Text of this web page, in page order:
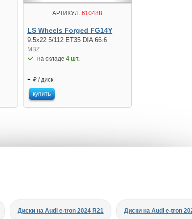
АРТИКУЛ: 610488
LS Wheels Forged FG14Y
9.5x22 5/112 ET35 DIA 66.6
MBZ
на складе 4 шт.
- ₽ / диск
купить
Диски на Audi e-tron 2024 R21 Диски на Audi e-tron